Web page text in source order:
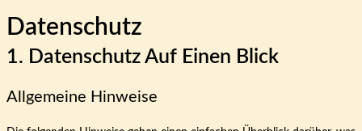
Datenschutz
1. Datenschutz Auf Einen Blick
Allgemeine Hinweise